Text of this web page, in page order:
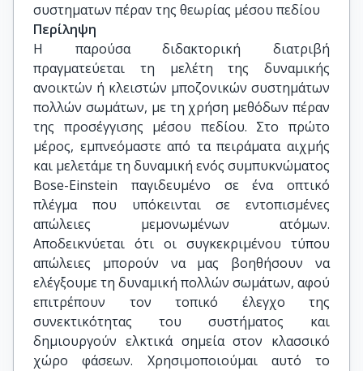
συστηματων πέραν της θεωρίας μέσου πεδίου
Περίληψη
Η παρούσα διδακτορική διατριβή
πραγματεύεται τη μελέτη της δυναμικής
ανοικτών ή κλειστών μποζονικών συστημάτων
πολλών σωμάτων, με τη χρήση μεθόδων πέραν
της προσέγγισης μέσου πεδίου. Στο πρώτο
μέρος, εμπνεόμαστε από τα πειράματα αιχμής
και μελετάμε τη δυναμική ενός συμπυκνώματος
Bose-Einstein παγιδευμένο σε ένα οπτικό
πλέγμα που υπόκεινται σε εντοπισμένες
απώλειες μεμονωμένων ατόμων.
Αποδεικνύεται ότι οι συγκεκριμένου τύπου
απώλειες μπορούν να μας βοηθήσουν να
ελέγξουμε τη δυναμική πολλών σωμάτων, αφού
επιτρέπουν τον τοπικό έλεγχο της
συνεκτικότητας του συστήματος και
δημιουργούν ελκτικά σημεία στον κλασσικό
χώρο φάσεων. Χρησιμοποιούμαι αυτό το